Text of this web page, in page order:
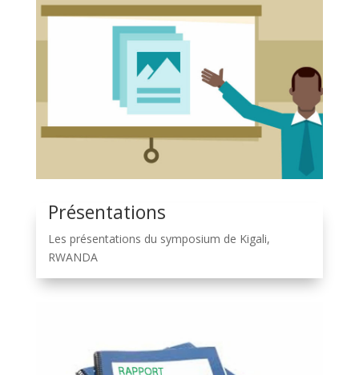
Présentations
Les présentations du symposium de Kigali,
RWANDA